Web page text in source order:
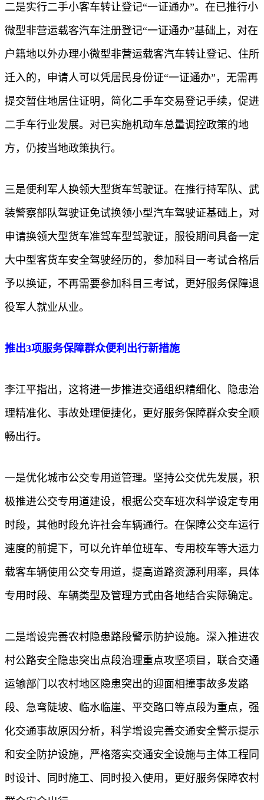
二是实行二手小客车转让登记“一证通办”。在已推行小
微型非营运载客汽车注册登记“一证通办”基础上，对在
户籍地以外办理小微型非营运载客汽车转让登记、住所
迁入的，申请人可以凭居民身份证“一证通办”，无需再
提交暂住地居住证明，简化二手车交易登记手续，促进
二手车行业发展。对已实施机动车总量调控政策的地
方，仍按当地政策执行。
三是便利军人换领大型货车驾驶证。在推行持军队、武
装警察部队驾驶证免试换领小型汽车驾驶证基础上，对
申请换领大型货车准驾车型驾驶证，服役期间具备一定
大中型客货车安全驾驶经历的，参加科目一考试合格后
予以换证，不再需要参加科目三考试，更好服务保障退
役军人就业从业。
推出3项服务保障群众便利出行新措施
李江平指出，这将进一步推进交通组织精细化、隐患治
理精准化、事故处理便捷化，更好服务保障群众安全顺
畅出行。
一是优化城市公交专用道管理。坚持公交优先发展，积
极推进公交专用道建设，根据公交车班次科学设定专用
时段，其他时段允许社会车辆通行。在保障公交车运行
速度的前提下，可以允许单位班车、专用校车等大运力
载客车辆使用公交专用道，提高道路资源利用率，具体
专用时段、车辆类型及管理方式由各地结合实际确定。
二是增设完善农村隐患路段警示防护设施。深入推进农
村公路安全隐患突出点段治理重点攻坚项目，联合交通
运输部门以农村地区隐患突出的迎面相撞事故多发路
段、急弯陡坡、临水临崖、平交路口等点段为重点，强
化交通事故原因分析，科学增设完善交通安全警示提示
和安全防护设施，严格落实交通安全设施与主体工程同
时设计、同时施工、同时投入使用，更好服务保障农村